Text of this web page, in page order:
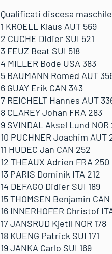
Qualificati discesa
1 KROELL Klaus AUT 569
2 CUCHE Didier SUI 521
3 FEUZ Beat SUI 518
4 MILLER Bode USA 383
5 BAUMANN Romed AUT
6 GUAY Erik CAN 343
7 REICHELT Hannes AUT
8 CLAREY Johan FRA 283
9 SVINDAL Aksel Lund NOR
10 PUCHNER Joachim AUT
11 HUDEC Jan CAN 252
12 THEAUX Adrien FRA 250
13 PARIS Dominik ITA 212
14 DEFAGO Didier SUI 189
15 THOMSEN Benjamin CAN
16 INNERHOFER Christof
17 JANSRUD Kjetil NOR 178
18 KUENG Patrick SUI 171
19 JANKA Carlo SUI 169